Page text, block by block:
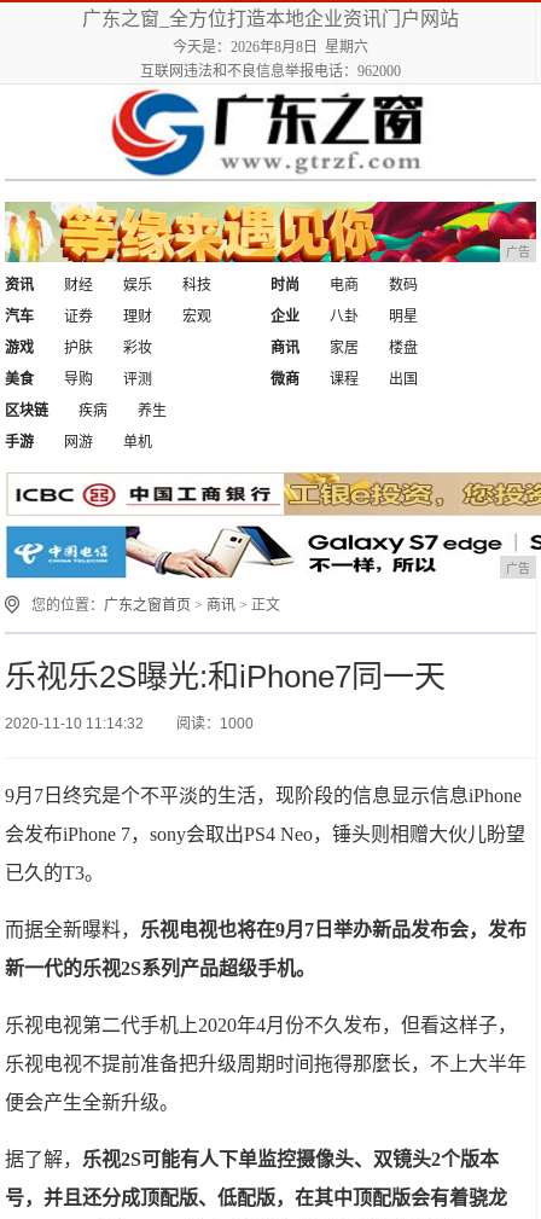
广东之窗_全方位打造本地企业资讯门户网站
今天是：2026年8月8日 星期六
互联网违法和不良信息举报电话：962000
广告
资讯 财经 娱乐
科技
汽车
证券 理财 宏观
时尚 电商
数码
企业
八卦
明星
游戏
护肤
彩妆
美食
导购 评测
商讯 家居
楼盘
微商
课程
出国
区块链
疾病
养生
手游
网游 单机
广告
您的位置： 广东之窗首页 > 商讯 > 正文
乐视乐2S曝光:和iPhone7同一天
2020-11-10 11:14:32 阅读：1000
9月7日终究是个不平淡的生活，现阶段的信息显示信息iPhone
会发布iPhone 7，sony会取出PS4 Neo，锤头则相赠大伙儿盼望
已久的T3。
而据全新曝料， 乐视电视也将在9月7日举办新品发布会，发布
新一代的乐视2S系列产品超级手机。
乐视电视第二代手机上2020年4月份不久发布，但看这样子，
乐视电视不提前准备把升级周期时间拖得那麼长，不上大半年
便会产生全新升级。
据了解， 乐视2S可能有人下单监控摄像头、双镜头2个版本
号，并且还分成顶配版、低配版，在其中顶配版会有着骁龙